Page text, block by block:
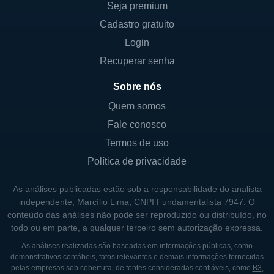
Essas linhas de negócios trabalham em
conjunto, permitindo que a Western Union
atenda a uma variedade de necessidades
financeiras de seus consumidores e
CONTROLE E SOCIEDADE
Bolsa de Valores de Nova York (NYSE) sob o
símbolo WU. Como uma companhia pública,
ela possui uma base diversificada de
acionistas, incluindo investidores
institucionais e individuais. O controle da
empresa é compartilhado entre esses
acionistas, e, sendo uma empresa sem
Seja premium
Cadastro gratuito
Login
Recuperar senha
Sobre nós
Quem somos
Fale conosco
Termos de uso
Política de privacidade
As análises publicadas estão sob a responsabilidade do analista
independente, Marcílio Lima, CNPI Fundamentalista 7947. O
conteúdo das análises não pode ser reproduzido ou distribuído, no
todo ou em parte, a qualquer terceiro sem autorização expressa.
As análises realizadas são baseadas em informações públicas, como
demonstrativos contábeis, fatos relevantes e demais informações fornecidas
pelas empresas sob cobertura, de fontes consideradas confiáveis, como B3,